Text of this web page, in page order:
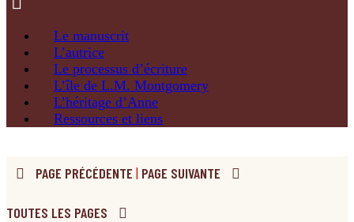
Le manuscrit
L’autrice
Le processus d’écriture
L’île de L.M. Montgomery
L’héritage d’Anne
Ressources et liens
PAGE PRÉCÉDENTE | PAGE SUIVANTE
TOUTES LES PAGES